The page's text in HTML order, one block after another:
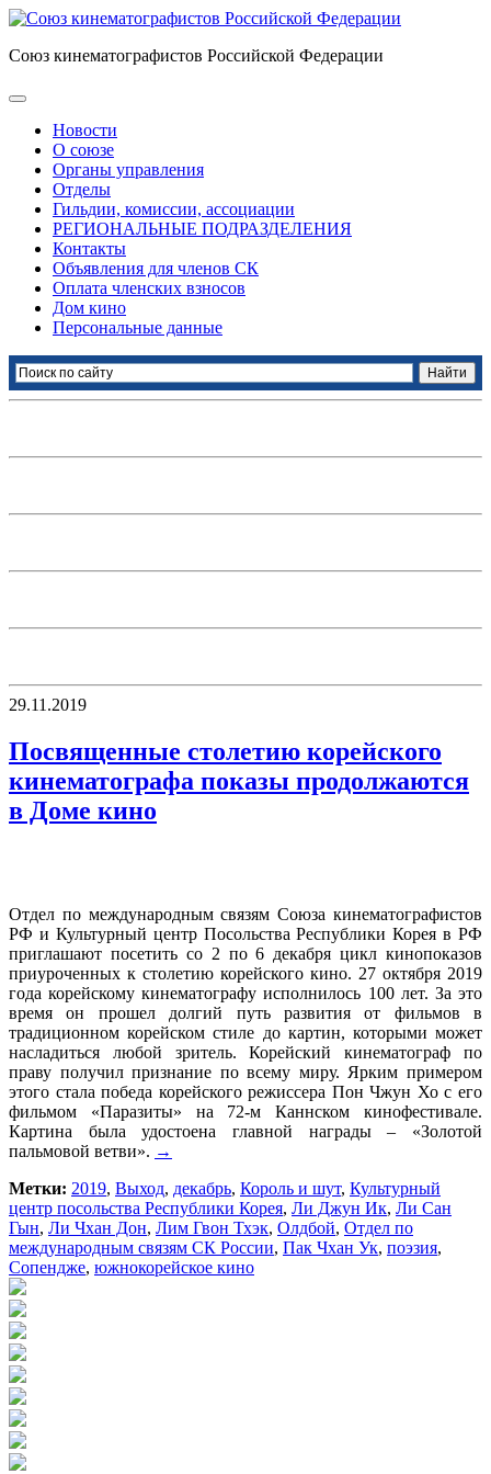
Союз кинематографистов Российской Федерации
Новости
О союзе
Органы управления
Отделы
Гильдии, комиссии, ассоциации
РЕГИОНАЛЬНЫЕ ПОДРАЗДЕЛЕНИЯ
Контакты
Объявления для членов СК
Оплата членских взносов
Дом кино
Персональные данные
29.11.2019
Посвященные столетию корейского
кинематографа показы продолжаются
в Доме кино
Отдел по международным связям Союза кинематографистов
РФ и Культурный центр Посольства Республики Корея в РФ
приглашают посетить со 2 по 6 декабря цикл кинопоказов
приуроченных к столетию корейского кино. 27 октября 2019
года корейскому кинематографу исполнилось 100 лет. За это
время он прошел долгий путь развития от фильмов в
традиционном корейском стиле до картин, которыми может
насладиться любой зритель. Корейский кинематограф по
праву получил признание по всему миру. Ярким примером
этого стала победа корейского режиссера Пон Чжун Хо с его
фильмом «Паразиты» на 72-м Каннском кинофестивале.
Картина была удостоена главной награды – «Золотой
пальмовой ветви». →
Метки: 2019, Выход, декабрь, Король и шут, Культурный
центр посольства Республики Корея, Ли Джун Ик, Ли Сан
Гын, Ли Чхан Дон, Лим Гвон Тхэк, Олдбой, Отдел по
международным связям СК России, Пак Чхан Ук, поэзия,
Сопендже, южнокорейское кино